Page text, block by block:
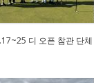
디 오픈 참관 단체